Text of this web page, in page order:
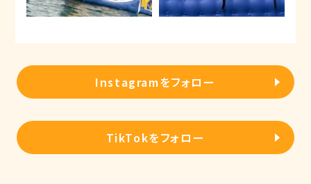
Instagramをフォロー
TikTokをフォロー